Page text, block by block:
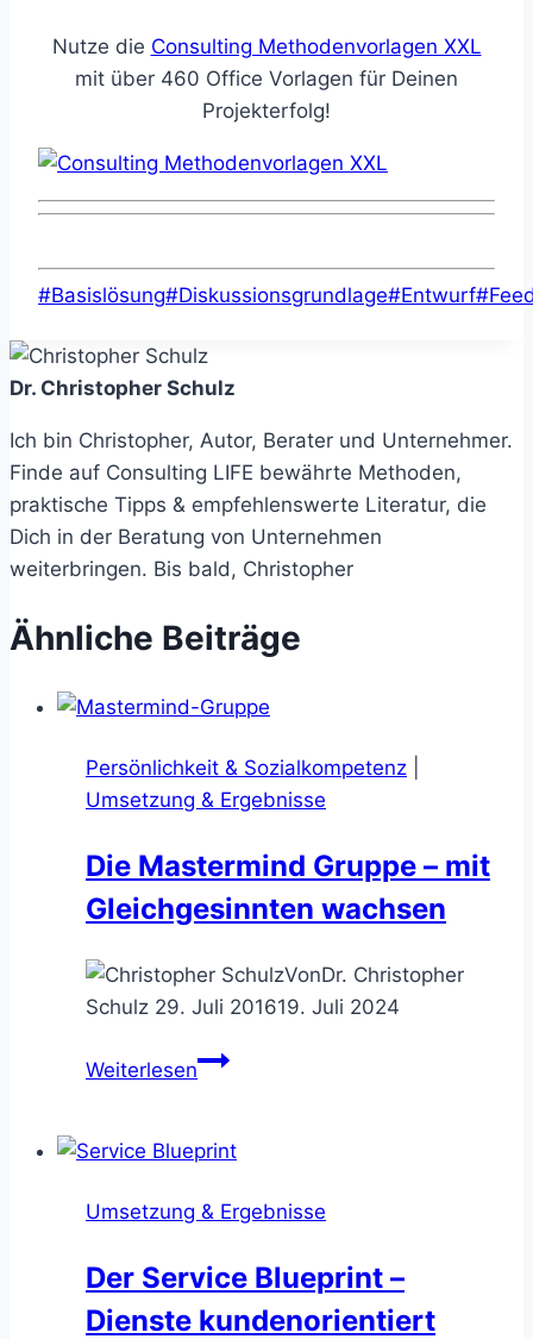
Nutze die Consulting Methodenvorlagen XXL
mit über 460 Office Vorlagen für Deinen
Projekterfolg!
Schlagworte:
#Basislösung#Diskussionsgrundlage#Entwurf#
Dr. Christopher Schulz
Ich bin Christopher, Autor, Berater und Unternehmer.
Finde auf Consulting LIFE bewährte Methoden,
praktische Tipps & empfehlenswerte Literatur, die
Dich in der Beratung von Unternehmen
weiterbringen. Bis bald, Christopher
Ähnliche Beiträge
Persönlichkeit & Sozialkompetenz
Umsetzung & Ergebnisse
Die Mastermind Gruppe – mit
Gleichgesinnten wachsen
VonDr. Christopher
Schulz 29. Juli 201619. Juli 2024
WeiterlesenDie
–
Gleichgesinnten
Umsetzung & Ergebnisse
Der Service Blueprint –
Dienste kundenorientiert